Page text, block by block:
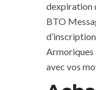
dexpiration
BTO
Armoriques
avec vos